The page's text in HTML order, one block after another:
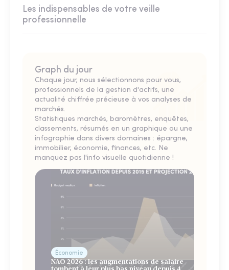
Les indispensables de votre veille
professionnelle
Graph du jour
Chaque jour, nous sélectionnons pour vous,
professionnels de la gestion d'actifs, une
actualité chiffrée précieuse à vos analyses de
marchés.
Statistiques marchés, baromètres, enquêtes,
classements, résumés en un graphique ou une
infographie dans divers domaines : épargne,
immobilier, économie, finances, etc. Ne
manquez pas l'info visuelle quotidienne !
Économie
NAO 2026 : les augmentations de salaire
tombent à leur plus bas niveau depuis 4